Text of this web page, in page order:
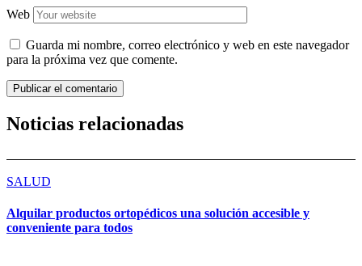
Web
Guarda mi nombre, correo electrónico y web en este navegador
para la próxima vez que comente.
Noticias relacionadas
SALUD
Alquilar productos ortopédicos una solución accesible y
conveniente para todos